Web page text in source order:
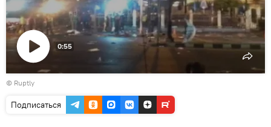
Воспроизвести
видео
0:55
© Ruptly
Подписаться